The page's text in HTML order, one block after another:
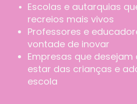
Escolas e autarquias
recreios mais vivos
Professores e
vontade de inovar
Empresas que
estar das crianças e
escola